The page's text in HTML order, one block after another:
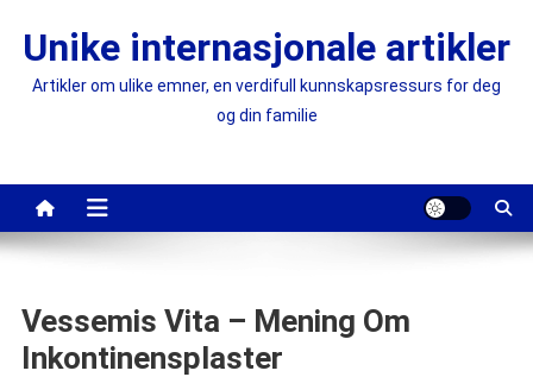
Unike internasjonale artikler
Artikler om ulike emner, en verdifull kunnskapsressurs for deg
og din familie
Vessemis Vita – Mening Om
Inkontinensplaster